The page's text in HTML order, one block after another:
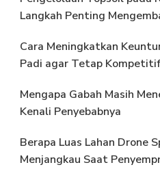
Langkah Penting
Cara Meningkatkan
Padi agar Tetap Kompetitif
Mengapa Gabah Masih
Kenali Penyebabnya
Berapa Luas Lahan Drone
Menjangkau Saat